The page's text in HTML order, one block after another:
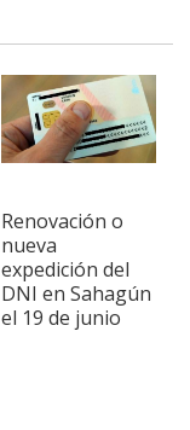
Renovación o
nueva
expedición del
DNI en Sahagún
el 19 de junio